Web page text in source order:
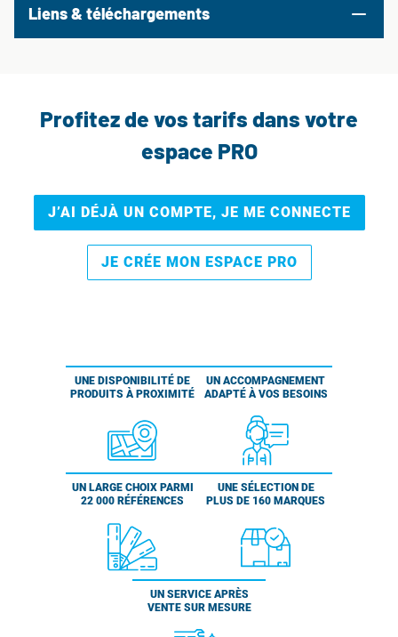
Liens & téléchargements
Profitez de vos tarifs dans votre
espace PRO
J’AI DÉJÀ UN COMPTE, JE ME CONNECTE
JE CRÉE MON ESPACE PRO
UNE DISPONIBILITÉ DE
PRODUITS À PROXIMITÉ
UN ACCOMPAGNEMENT
ADAPTÉ À VOS BESOINS
UN LARGE CHOIX PARMI
22 000 RÉFÉRENCES
UNE SÉLECTION DE
PLUS DE 160 MARQUES
UN SERVICE APRÈS
VENTE SUR MESURE